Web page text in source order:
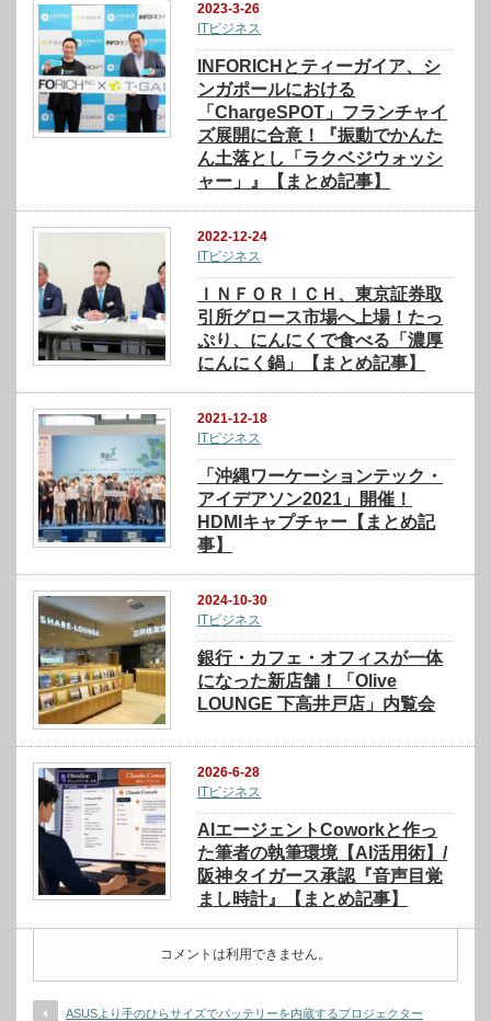
2023-3-26
ITビジネス
INFORICHとティーガイア、シ
ンガポールにおける
「ChargeSPOT」フランチャイ
ズ展開に合意！『振動でかんた
ん土落とし「ラクベジウォッシ
ャー」』【まとめ記事】
2022-12-24
ITビジネス
ＩＮＦＯＲＩＣＨ、東京証券取
引所グロース市場へ上場！たっ
ぷり、にんにくで食べる「濃厚
にんにく鍋」【まとめ記事】
2021-12-18
ITビジネス
「沖縄ワーケーションテック・
アイデアソン2021」開催！
HDMIキャプチャー【まとめ記
事】
2024-10-30
ITビジネス
銀行・カフェ・オフィスが一体
になった新店舗！「Olive
LOUNGE 下高井戸店」内覧会
2026-6-28
ITビジネス
AIエージェントCoworkと作っ
た筆者の執筆環境【AI活用術】/
阪神タイガース承認『音声目覚
まし時計』【まとめ記事】
コメントは利用できません。
ASUSより手のひらサイズでバッテリーを内蔵するプロジェクター